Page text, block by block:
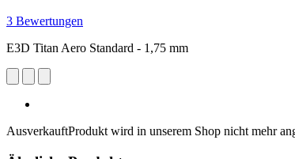
3 Bewertungen
E3D Titan Aero Standard - 1,75 mm
AusverkauftProdukt wird in unserem Shop nicht mehr